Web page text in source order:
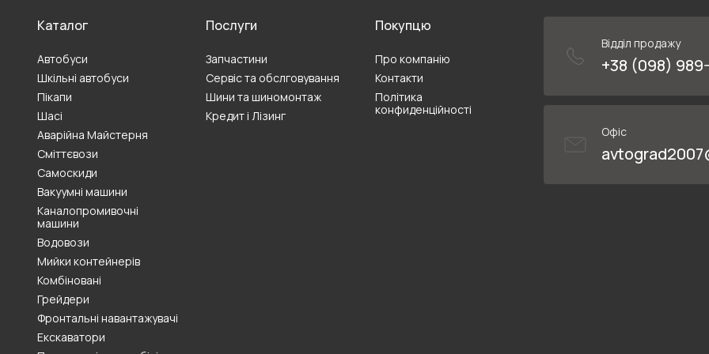
Каталог
Автобуси
Шкільні автобуси
Пікапи
Шасі
Аварійна Майстерня
Сміттєвози
Самоскиди
Вакуумні машини
Каналопромивочні
машини
Водовози
Мийки контейнерів
Комбіновані
Грейдери
Фронтальні навантажувачі
Екскаватори
Послуги
Запчастини
Сервіс та обслговування
Шини та шиномонтаж
Кредит і Лізинг
Покупцю
Про компанію
Контакти
Політика
конфиденційності
Відділ продажу
+38 (098)
Офіс